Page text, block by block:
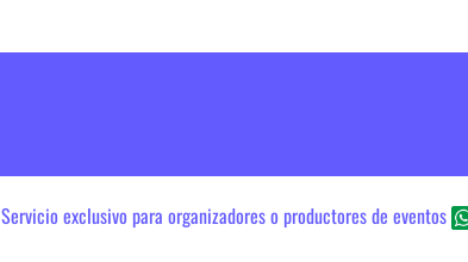
Servicio exclusivo para organizadores o productores de eventos